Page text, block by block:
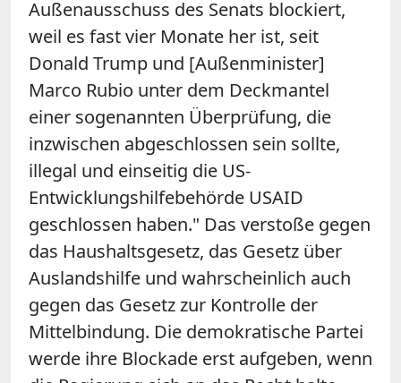
Außenausschuss des Senats blockiert,
weil es fast vier Monate her ist, seit
Donald Trump und [Außenminister]
Marco Rubio unter dem Deckmantel
einer sogenannten Überprüfung, die
inzwischen abgeschlossen sein sollte,
illegal und einseitig die US-
Entwicklungshilfebehörde USAID
geschlossen haben." Das verstoße gegen
das Haushaltsgesetz, das Gesetz über
Auslandshilfe und wahrscheinlich auch
gegen das Gesetz zur Kontrolle der
Mittelbindung. Die demokratische Partei
werde ihre Blockade erst aufgeben, wenn